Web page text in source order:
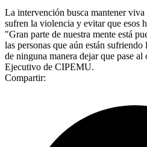
La intervención busca mantener
sufren la violencia y evitar que esos
"Gran parte de nuestra mente está
las personas que aún están
de ninguna manera dejar que pase
Ejecutivo de CIPEMU.
Compartir: